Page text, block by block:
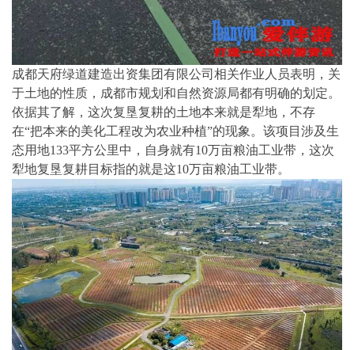
成都天府绿道建造出资集团有限公司相关作业人员表明，关
于土地的性质，成都市规划和自然资源局都有明确的划定。
依据其了解，这次复垦复耕的土地本来就是犁地，不存
在“把本来的美化工程改为农业种植”的现象。该项目涉及生
态用地133平方公里中，自身就有10万亩粮油工业带，这次
犁地复垦复耕目标指的就是这10万亩粮油工业带。